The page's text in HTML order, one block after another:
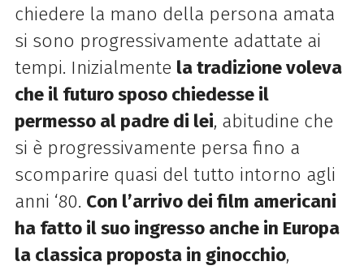
chiedere la mano della persona amata
si sono progressivamente adattate ai
tempi. Inizialmente la tradizione voleva
che il futuro sposo chiedesse il
permesso al padre di lei, abitudine che
si è progressivamente persa fino a
scomparire quasi del tutto intorno agli
anni ‘80. Con l’arrivo dei film americani
ha fatto il suo ingresso anche in Europa
la classica proposta in ginocchio,